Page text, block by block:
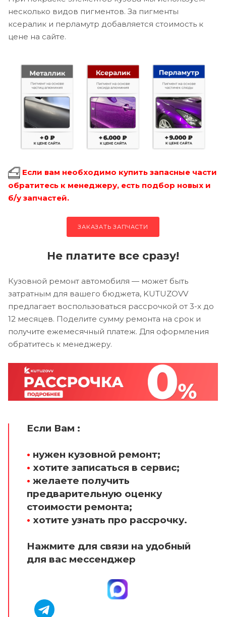
несколько видов пигментов. За пигменты
ксералик и перламутр добавляется стоимость к
цене на сайте.
Если вам необходимо купить запасные части
обратитесь к менеджеру, есть подбор новых и
б/у запчастей.
ЗАКАЗАТЬ ЗАПЧАСТИ
Не платите все сразу!
Кузовной ремонт автомобиля — может быть
затратным для вашего бюджета, KUTUZOVV
предлагает воспользоваться рассрочкой от 3-х до
12 месяцев. Поделите сумму ремонта на срок и
получите ежемесячный платеж. Для оформления
обратитесь к менеджеру.
Если Вам :
• нужен кузовной ремонт;
• хотите записаться в сервис;
• желаете получить
предварительную оценку
стоимости ремонта;
• хотите узнать про рассрочку.
Нажмите для связи на удобный
для вас мессенджер